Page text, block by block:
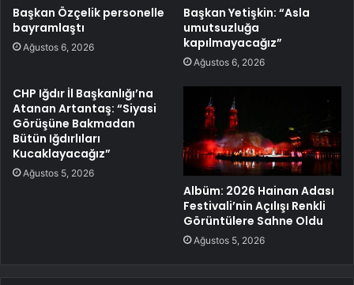
Başkan Özçelik personelle
bayramlaştı
Ağustos 6, 2026
Başkan Yetişkin: “Asla
umutsuzluğa
kapılmayacağız”
Ağustos 6, 2026
CHP Iğdır İl Başkanlığı’na
Atanan Artantaş: “Siyasi
Görüşüne Bakmadan
Bütün Iğdırlıları
Kucaklayacağız”
Ağustos 5, 2026
Albüm: 2026 Hainan Adası
Festivali’nin Açılışı Renkli
Görüntülere Sahne Oldu
Ağustos 5, 2026